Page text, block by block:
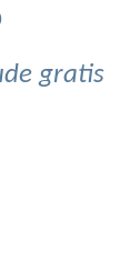
gratis